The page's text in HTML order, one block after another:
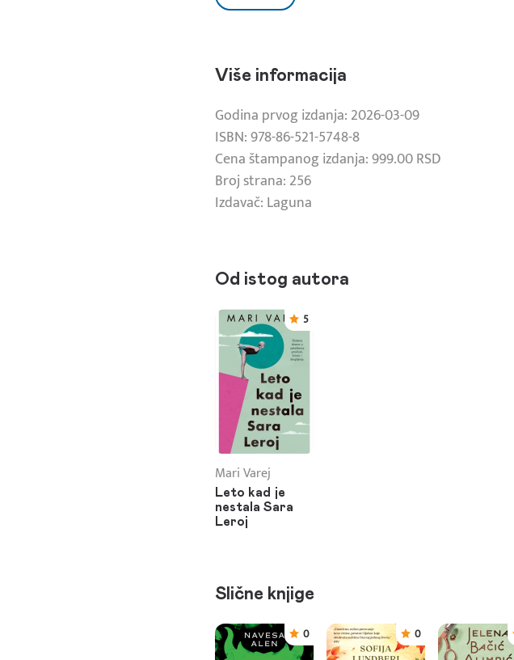
Više informacija
Godina prvog izdanja: 2026-03-09
ISBN: 978-86-521-5748-8
Cena štampanog izdanja: 999.00 RSD
Broj strana: 256
Izdavač: Laguna
Od istog autora
5
Mari Varej
Leto kad je
nestala Sara
Leroj
Slične knjige
0 0